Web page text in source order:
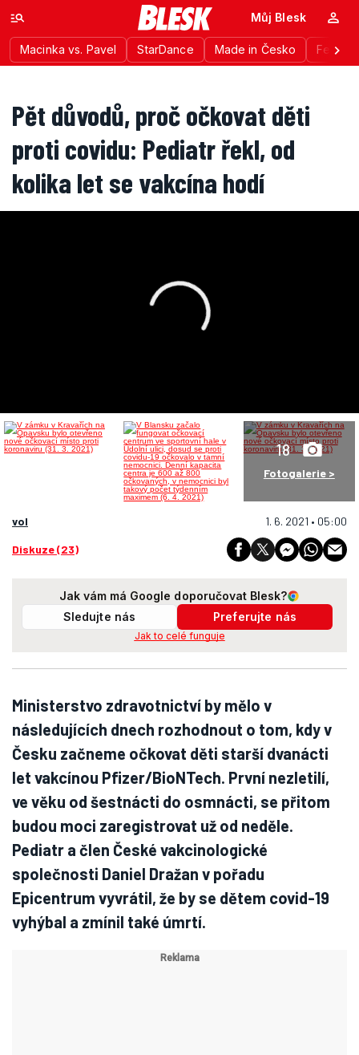
Macinka vs. Pavel StarDance Made in Česko
Můj Blesk
Pět důvodů, proč očkovat děti
proti covidu: Pediatr řekl, od
kolika let se vakcína hodí
18
Fotogalerie >
vol 1. 6. 2021 • 05:00
Diskuze (23)
Jak vám má Google doporučovat Blesk?
Sledujte nás
Preferujte nás
Jak to celé funguje
Ministerstvo zdravotnictví by mělo v
následujících dnech rozhodnout o tom, kdy v
Česku začneme očkovat děti starší dvanácti
let vakcínou Pfizer/BioNTech. První nezletilí,
ve věku od šestnácti do osmnácti, se přitom
budou moci zaregistrovat už od neděle.
Pediatr a člen České vakcinologické
společnosti Daniel Dražan v pořadu
Epicentrum vyvrátil, že by se dětem covid-19
vyhýbal a zmínil také úmrtí.